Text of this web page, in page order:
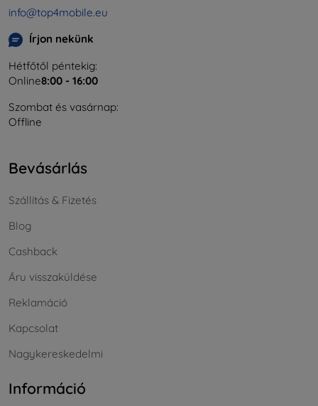
info@top4mobile.eu
Írjon nekünk
Hétfőtől péntekig:
Online8:00 - 16:00
Szombat és vasárnap:
Offline
Bevásárlás
Szállítás & Fizetés
Blog
Cashback
Áru visszaküldése
Reklamáció
Kapcsolat
Nagykereskedelmi
Információ